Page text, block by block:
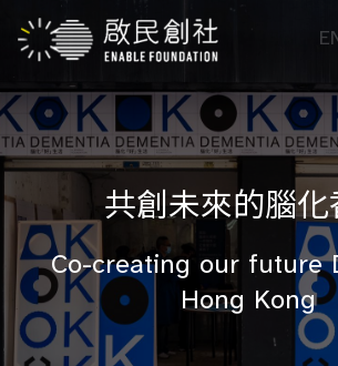
共創未來的腦化
Co-creating our future
Hong Kong